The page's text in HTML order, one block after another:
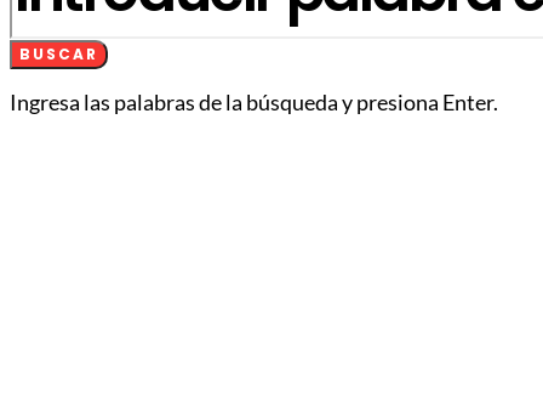
BUSCAR
Ingresa las palabras de la búsqueda y presiona Enter.